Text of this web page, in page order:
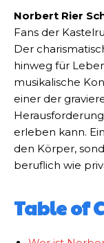
Norbert Rier
Fans der
Der
hinweg für
musikalische
einer der
erleben kann.
den Körper,
beruflich wie
Table of